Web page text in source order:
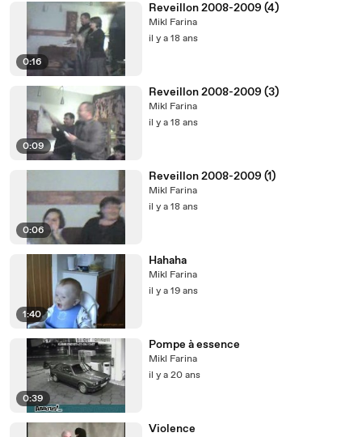
0:16
Reveillon 2008-2009 (4)
Mikl Farina
il y a 18 ans
0:09
Reveillon 2008-2009 (3)
Mikl Farina
il y a 18 ans
0:06
Reveillon 2008-2009 (1)
Mikl Farina
il y a 18 ans
1:40
Hahaha
Mikl Farina
il y a 19 ans
0:39
Pompe à essence
Mikl Farina
il y a 20 ans
Violence